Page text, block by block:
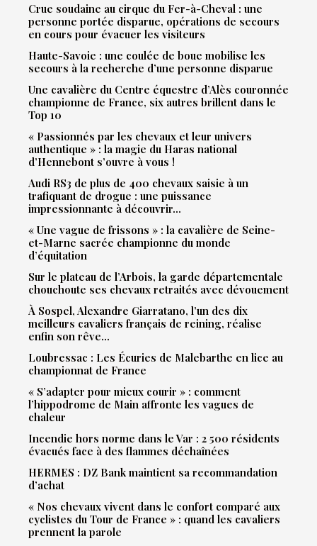
Crue soudaine au cirque du Fer-à-Cheval : une
personne portée disparue, opérations de secours
en cours pour évacuer les visiteurs
Haute-Savoie : une coulée de boue mobilise les
secours à la recherche d’une personne disparue
Une cavalière du Centre équestre d’Alès couronnée
championne de France, six autres brillent dans le
Top 10
« Passionnés par les chevaux et leur univers
authentique » : la magie du Haras national
d’Hennebont s’ouvre à vous !
Audi RS3 de plus de 400 chevaux saisie à un
trafiquant de drogue : une puissance
impressionnante à découvrir…
« Une vague de frissons » : la cavalière de Seine-
et-Marne sacrée championne du monde
d’équitation
Sur le plateau de l’Arbois, la garde départementale
chouchoute ses chevaux retraités avec dévouement
À Sospel, Alexandre Giarratano, l’un des dix
meilleurs cavaliers français de reining, réalise
enfin son rêve…
Loubressac : Les Écuries de Malebarthe en lice au
championnat de France
« S’adapter pour mieux courir » : comment
l’hippodrome de Main affronte les vagues de
chaleur
Incendie hors norme dans le Var : 2 500 résidents
évacués face à des flammes déchaînées
HERMES : DZ Bank maintient sa recommandation
d’achat
« Nos chevaux vivent dans le confort comparé aux
cyclistes du Tour de France » : quand les cavaliers
prennent la parole